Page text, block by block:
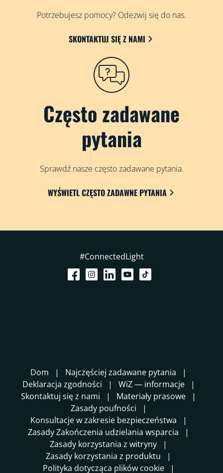
Potrzebujesz pomocy? Odezwij się do nas.
SKONTAKTUJ SIĘ Z NAMI
Często zadawane
pytania
Sprawdź nasze często zadawane pytania.
WYŚWIETL CZĘSTO ZADAWNE PYTANIA
#ConnectedLight
Dom
Najczęściej zadawane pytania
Deklaracja zgodności
WiZ — informacje
Skontaktuj się z nami
Materiały prasowe
Zasady poufności
Konsultacje w zakresie bezpieczeństwa
Zasady Zakończenia udzielania wsparcia
Zasady korzystania z witryny
Zasady korzystania z produktu
Polityka dotycząca plików cookie